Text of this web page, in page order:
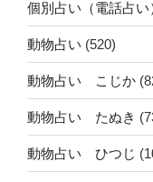
個別占い（電話占い
動物占い (520)
動物占い こじか
動物占い たぬき
動物占い ひつじ